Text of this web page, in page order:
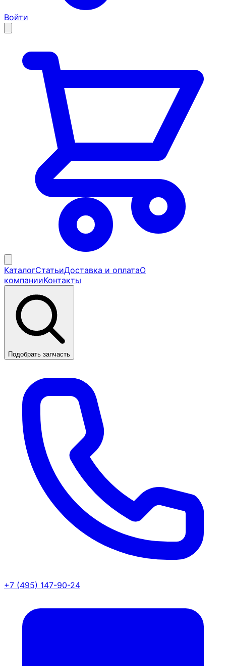
Войти
КаталогСтатьиДоставка и оплатаО
компанииКонтакты
Подобрать запчасть
+7 (495) 147-90-24